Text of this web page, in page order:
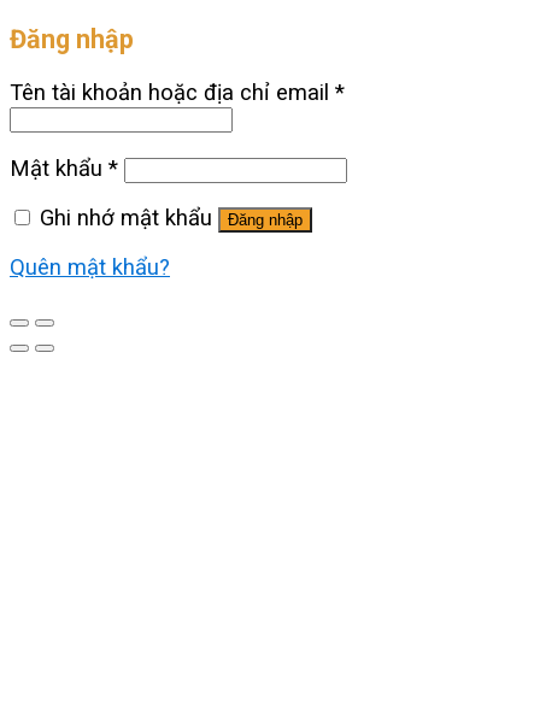
Đăng nhập
Tên tài khoản hoặc địa chỉ email *
Mật khẩu *
Ghi nhớ mật khẩu
Đăng nhập
Quên mật khẩu?